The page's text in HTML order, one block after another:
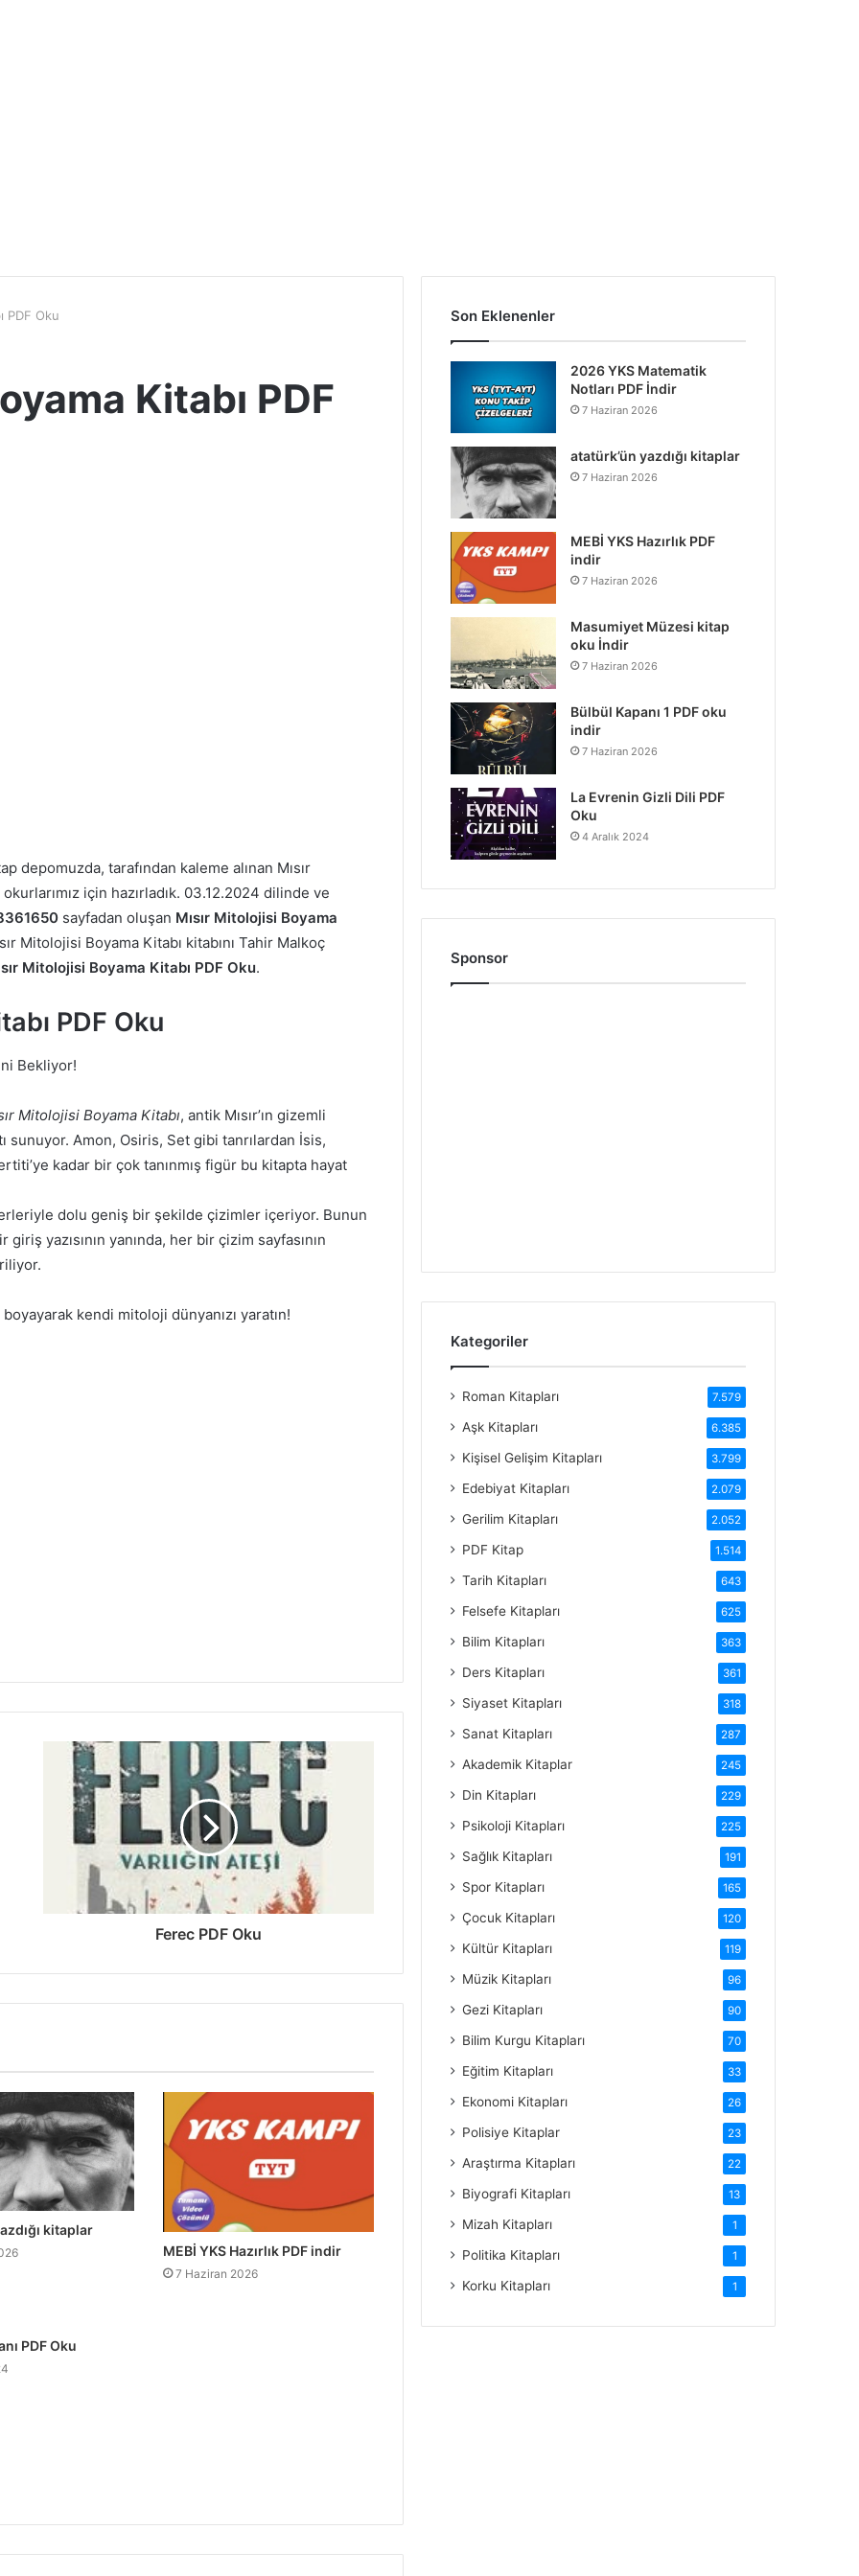
PDF Oku
Kitabı PDF
depomuzda, tarafından kaleme alınan Mısır
için hazırladık. 03.12.2024 dilinde ve
sayfadan oluşan Mısır Mitolojisi Boyama
Mitolojisi Boyama Kitabı kitabını Tahir Malkoç
Mitolojisi Boyama Kitabı PDF Oku.
PDF Oku
Bekliyor!
Mitolojisi Boyama Kitabı, antik Mısır’ın gizemli
sunuyor. Amon, Osiris, Set gibi tanrılardan İsis,
kadar bir çok tanınmış figür bu kitapta hayat
dolu geniş bir şekilde çizimler içeriyor. Bunun
yazısının yanında, her bir çizim sayfasının
kendi mitoloji dünyanızı yaratın!
Ferec PDF Oku
kitaplar
MEBİ YKS Hazırlık PDF indir
7 Haziran 2026
PDF Oku
Son Eklenenler
2026 YKS Matematik
Notları PDF İndir
7 Haziran 2026
atatürk’ün yazdığı kitaplar
7 Haziran 2026
MEBİ YKS Hazırlık PDF
indir
7 Haziran 2026
Masumiyet Müzesi kitap
oku İndir
7 Haziran 2026
Bülbül Kapanı 1 PDF oku
indir
7 Haziran 2026
La Evrenin Gizli Dili PDF
Oku
4 Aralık 2024
Sponsor
Kategoriler
Roman Kitapları 7.579
Aşk Kitapları 6.385
Kişisel Gelişim Kitapları 3.799
Edebiyat Kitapları 2.079
Gerilim Kitapları 2.052
PDF Kitap 1.514
Tarih Kitapları 643
Felsefe Kitapları 625
Bilim Kitapları 363
Ders Kitapları 361
Siyaset Kitapları 318
Sanat Kitapları 287
Akademik Kitaplar 245
Din Kitapları 229
Psikoloji Kitapları 225
Sağlık Kitapları 191
Spor Kitapları 165
Çocuk Kitapları 120
Kültür Kitapları 119
Müzik Kitapları 96
Gezi Kitapları 90
Bilim Kurgu Kitapları 70
Eğitim Kitapları 33
Ekonomi Kitapları 26
Polisiye Kitaplar 23
Araştırma Kitapları 22
Biyografi Kitapları 13
Mizah Kitapları 1
Politika Kitapları 1
Korku Kitapları 1